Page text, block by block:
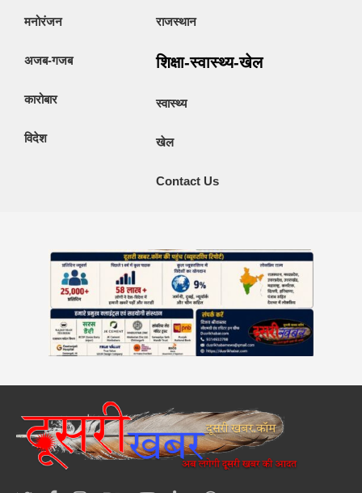
मनोरंजन
अजब-गजब
कारोबार
विदेश
राजस्थान
शिक्षा-स्वास्थ्य-खेल
स्वास्थ्य
खेल
Contact Us